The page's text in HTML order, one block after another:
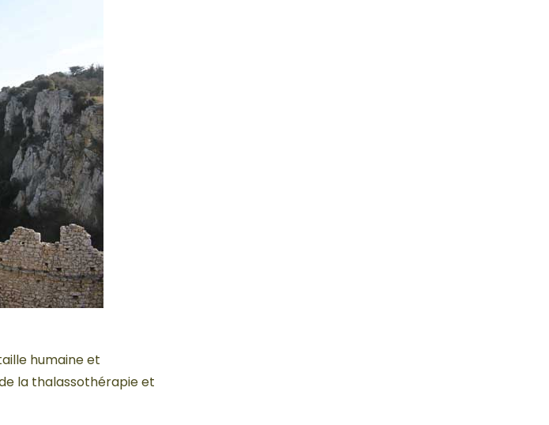
humaine et
la thalassothérapie et